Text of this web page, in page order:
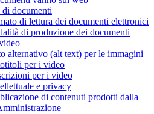
documenti
di lettura dei documenti elettronici
di produzione dei documenti
alternativo (alt text) per le immagini
per i video
per i video
e privacy
di contenuti prodotti dalla